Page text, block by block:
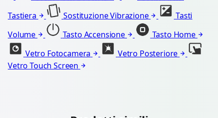
Tastiera
Sostituzione Vibrazione
Tasti
Volume
Tasto Accensione
Tasto Home
Vetro Fotocamera
Vetro Posteriore
Vetro Touch Screen